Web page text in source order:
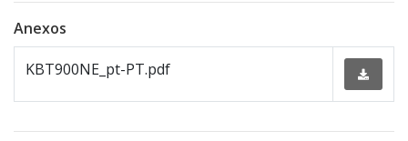
Anexos
KBT900NE_pt-PT.pdf